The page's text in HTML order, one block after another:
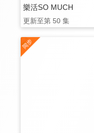
樂活SO MUCH
更新至第 50 集